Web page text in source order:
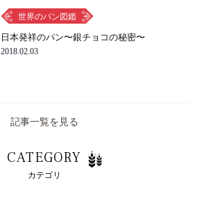
世界のパン図鑑
日本発祥のパン〜銀チョコの秘密〜
2018.02.03
記事一覧を見る
CATEGORY
カテゴリ